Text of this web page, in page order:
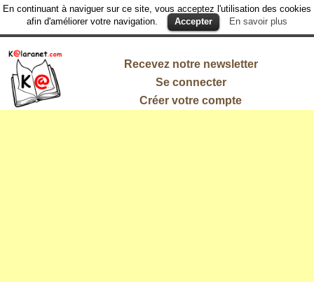
En continuant à naviguer sur ce site, vous acceptez l'utilisation des cookies
afin d'améliorer votre navigation.
Accepter En savoir plus
Recevez notre newsletter
Se connecter
Créer votre compte